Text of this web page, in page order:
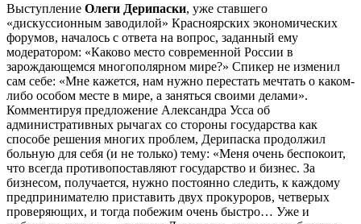
Выступление Олеги Дерипаски, уже ставшего
«дискуссионным заводилой» Красноярских экономических
форумов, началось с ответа на вопрос, заданный ему
модератором: «Каково место современной России в
зарождающемся многополярном мире?» Спикер не изменил
сам себе: «Мне кажется, нам нужно перестать мечтать о каком-
либо особом месте в мире, а заняться своими делами».
Комментируя предложение Александра Усса об
административных рычагах со стороны государства как
способе решения многих проблем, Дерипаска продолжил
больную для себя (и не только) тему: «Меня очень беспокоит,
что всегда противопоставляют государство и бизнес. За
бизнесом, получается, нужно постоянно следить, к каждому
предпринимателю приставить двух прокуроров, четверых
проверяющих, и тогда побежим очень быстро… Уже и